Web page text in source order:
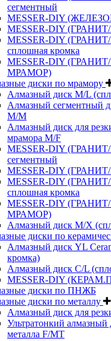
сегментный
MESSER-DIY
MESSER-DIY
MESSER-DIY
сплошная кромка
MESSER-DIY
МРАМОР)
диски по мрамору
Алмазный диск M/L
Алмазный сегментный
M/M
Алмазный диск для
мрамора M/F
MESSER-DIY
сегментный
MESSER-DIY
MESSER-DIY
сплошная кромка
MESSER-DIY
МРАМОР)
Алмазный диск M/X
диски по
Алмазный диск YL
кромка)
Алмазный диск C/L
MESSER-DIY
диски по ПНЖБ
диски по металлу
Алмазный диск для
Ультратонкий алмазный
металла F/MT